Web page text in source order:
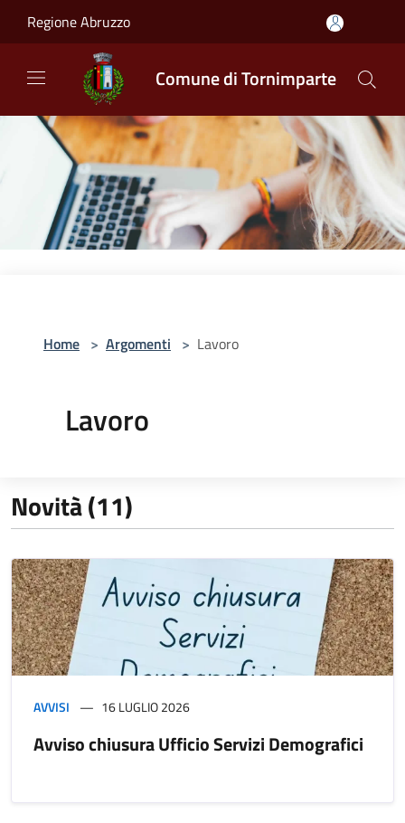
Regione Abruzzo
Comune di Tornimparte
Home > Argomenti > Lavoro
Lavoro
Novità (11)
AVVISI 16 LUGLIO 2026
Avviso chiusura Ufficio Servizi Demografici